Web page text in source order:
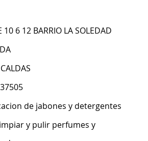
10 6 12 BARRIO LA SOLEDAD
CALDAS
de jabones y detergentes
y pulir perfumes y